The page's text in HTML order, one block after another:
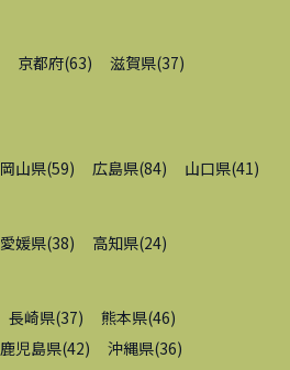
京都府(63) 滋賀県(37)
岡山県(59) 広島県(84) 山口県(41 )
愛媛県(38) 高知県(24)
長崎県(37) 熊本県(46)
鹿児島県(42) 沖縄県(36)